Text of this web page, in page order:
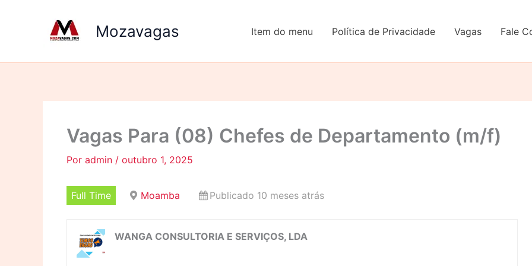
Mozavagas Item do menu Política de Privacidade Vagas Fale
Vagas Para (08) Chefes de Departamento (m/f)
Por admin / outubro 1, 2025
Full Time Moamba Publicado 10 meses atrás
WANGA CONSULTORIA E SERVIÇOS, LDA